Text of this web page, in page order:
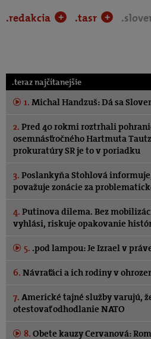
.redakcia + .tasr +
.teraz najčítanejšie
1. Michal Handzuš: Dá sa
2. Pred 40 rokmi roztrhali
osemnásťročného Hartmuta
prokuratúry SR je to v poriadku
3. Poslankyňa Stohlová
považuje zonácie za
4. Putinova dilema. Bez
vyhlási, riskuje opakovanie
5. .pod lampou: Je Izrael v
6. Návraťáci a ich rodiny v
7. Americké tajné služby varujú,
otestovať odhodlanie NATO
8. Obete kauzy Cervanová: